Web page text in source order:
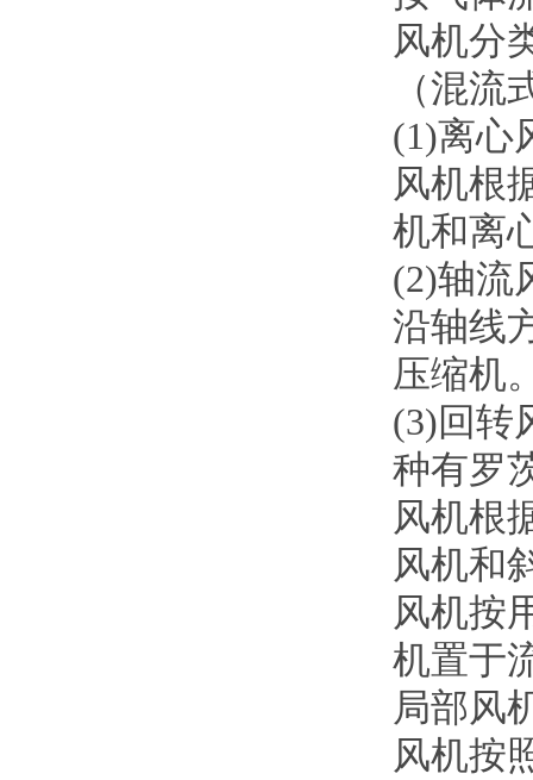
风机分
（混
(1)离心
风机根
机和离
(2)轴流
沿轴线
压缩机
(3)回转
种有罗
风机根
风机和
风机按
机置于
局部风
风机按